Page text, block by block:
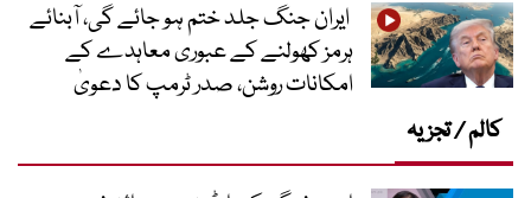
ایران جنگ جلد ختم ہو جائے گی، آبنائے
ہرمز کھولنے کے عبوری معاہدے کے
امکانات روشن، صدر ٹرمپ کا دعویٰ
کالم / تجزیہ